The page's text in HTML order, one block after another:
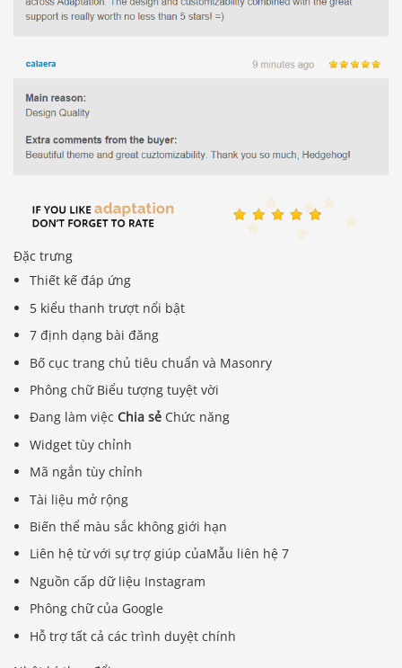
Đặc trưng
Thiết kế đáp ứng
5 kiểu thanh trượt nổi bật
7 định dạng bài đăng
Bố cục trang chủ tiêu chuẩn và Masonry
Phông chữ Biểu tượng tuyệt vời
Đang làm việc Chia sẻ Chức năng
Widget tùy chỉnh
Mã ngắn tùy chỉnh
Tài liệu mở rộng
Biến thể màu sắc không giới hạn
Liên hệ từ với sự trợ giúp củaMẫu liên hệ 7
Nguồn cấp dữ liệu Instagram
Phông chữ của Google
Hỗ trợ tất cả các trình duyệt chính